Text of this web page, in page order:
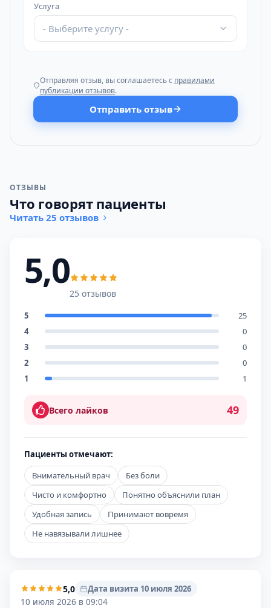
Услуга
- Выберите услугу -
Отправляя отзыв, вы соглашаетесь с правилами
публикации отзывов.
Отправить отзыв
ОТЗЫВЫ
Что говорят пациенты
Читать 25 отзывов
5,0
25 отзывов
5
25
4
0
3
0
2
0
1
1
Всего лайков 49
Пациенты отмечают:
Внимательный врач
Без боли
Чисто и комфортно
Понятно объяснили план
Удобная запись
Принимают вовремя
Не навязывали лишнее
5,0
Дата визита 10 июля 2026
10 июля 2026 в 09:04